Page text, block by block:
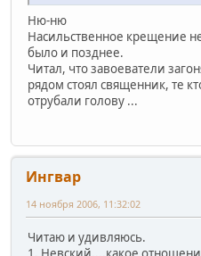
Ню-ню
Насильственное крещение
было и позднее.
Читал, что завоеватели
рядом стоял священник, те
отрубали голову ...
Ингвар
14 ноября 2006, 11:32:02
Читаю и удивляюсь.